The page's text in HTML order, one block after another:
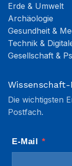
Erde & Umwelt
Archäologie
Gesundheit &
Technik &
Gesellschaft &
Die wichtigsten
Postfach.